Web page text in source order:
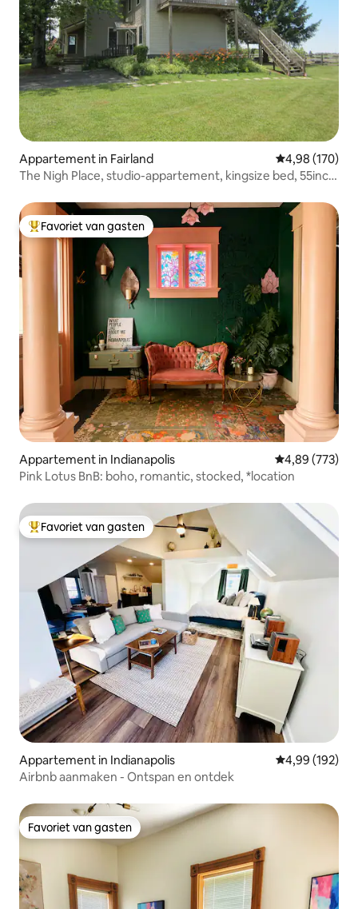
Appartement in Fairland Gemiddelde
4,98 (170)
The Nigh Place, studio-appartement, kingsize bed, 55inch
Topfavoriet van gasten
Favoriet van gasten
Appartement in Indianapolis Gemiddelde
4,89 (773)
Pink Lotus BnB: boho, romantic, stocked, *location
Topfavoriet van gasten
Favoriet van gasten
Appartement in Indianapolis Gemiddelde
4,99 (192)
Airbnb aanmaken - Ontspan en ontdek
Favoriet van gasten
Favoriet van gasten